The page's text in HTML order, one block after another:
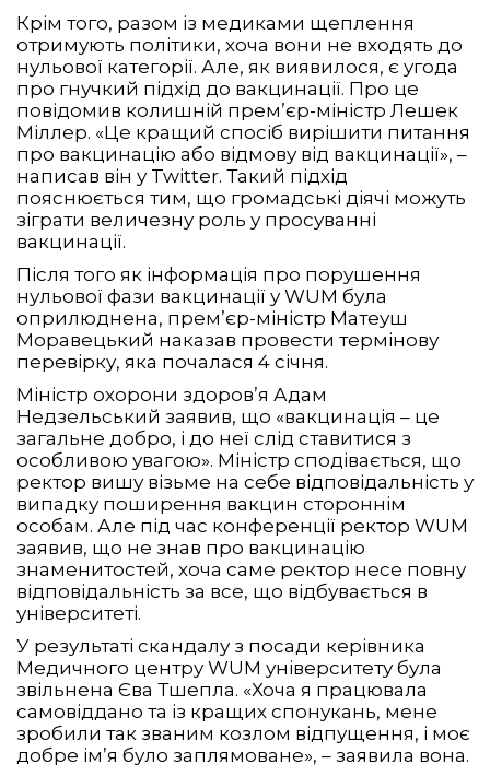
Крім того, разом із медиками щеплення
отримують політики, хоча вони не входять до
нульової категорії. Але, як виявилося, є угода
про гнучкий підхід до вакцинації. Про це
повідомив колишній прем’єр-міністр Лешек
Міллер. «Це кращий спосіб вирішити питання
про вакцинацію або відмову від вакцинації», –
написав він у Twitter. Такий підхід
пояснюється тим, що громадські діячі можуть
зіграти величезну роль у просуванні
вакцинації.
Після того як інформація про порушення
нульової фази вакцинації у WUM була
оприлюднена, прем’єр-міністр Матеуш
Моравецький наказав провести термінову
перевірку, яка почалася 4 січня.
Міністр охорони здоров’я Адам
Недзельський заявив, що «вакцинація – це
загальне добро, і до неї слід ставитися з
особливою увагою». Міністр сподівається, що
ректор вишу візьме на себе відповідальність у
випадку поширення вакцин стороннім
особам. Але під час конференції ректор WUM
заявив, що не знав про вакцинацію
знаменитостей, хоча саме ректор несе повну
відповідальність за все, що відбувається в
університеті.
У результаті скандалу з посади керівника
Медичного центру WUM університету була
звільнена Єва Тшепла. «Хоча я працювала
самовіддано та із кращих спонукань, мене
зробили так званим козлом відпущення, і моє
добре ім’я було заплямоване», – заявила вона.